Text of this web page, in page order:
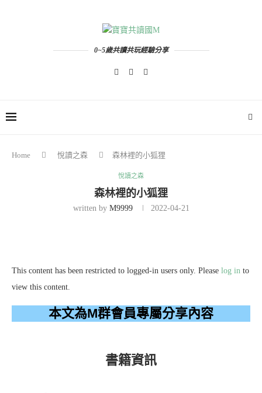
0~5歲共讀共玩經驗分享
Home 悅讀之森 森林裡的小狐狸
悅讀之森
森林裡的小狐狸
written by M9999 2022-04-21
This content has been restricted to logged-in users only. Please log in to
view this content.
本文為M群會員專屬分享內容
書籍資訊